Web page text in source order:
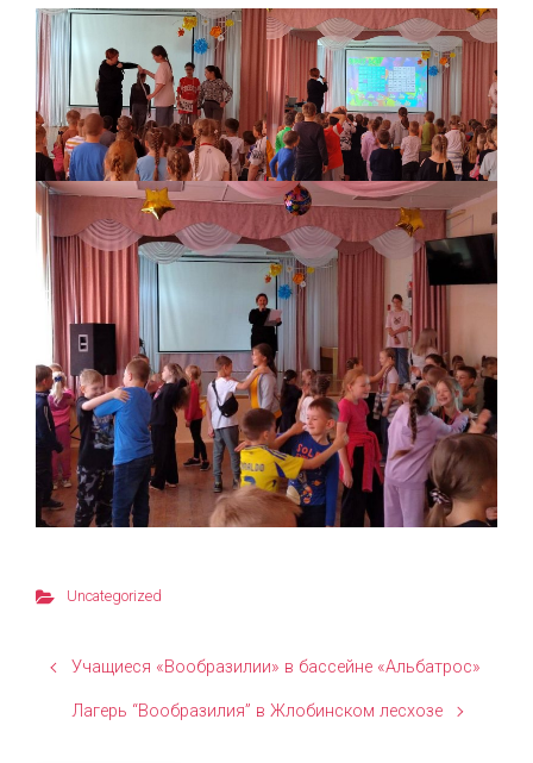
Uncategorized
Учащиеся «Вообразилии» в бассейне «Альбатрос»
Лагерь “Вообразилия” в Жлобинском лесхозе